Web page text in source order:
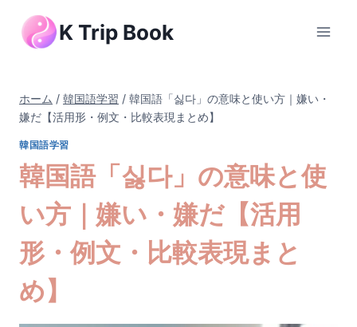
K Trip Book
ホーム / 韓国語学習 / 韓国語「싫다」の意味と使い方｜嫌い・
嫌だ【活用形・例文・比較表現まとめ】
韓国語学習
韓国語「싫다」の意味と使
い方｜嫌い・嫌だ【活用
形・例文・比較表現まと
め】